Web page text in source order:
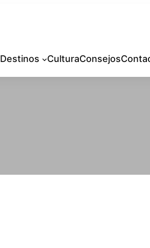
Destinos CulturaConsejos